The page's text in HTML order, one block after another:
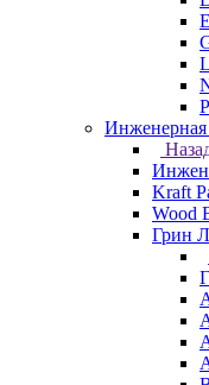
Инженерная
Kraft
Wood
Грин